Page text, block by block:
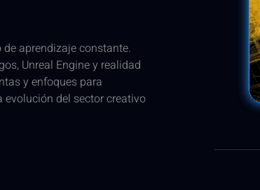
aprendizaje constante.
Unreal Engine y realidad
y enfoques para
del sector creativo